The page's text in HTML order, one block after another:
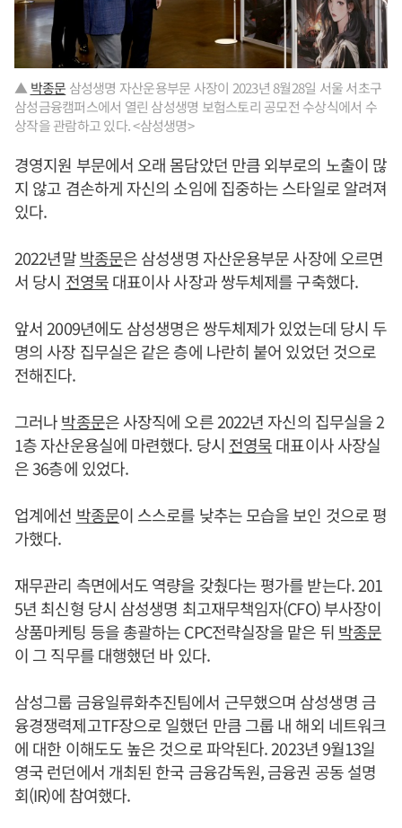
▲ 박종문 삼성생명 자산운용부문 사장이 2023년 8월28일 서울 서초구
삼성금융캠퍼스에서 열린 삼성생명 보험스토리 공모전 수상식에서 수
상작을 관람하고 있다. <삼성생명>
경영지원 부문에서 오래 몸담았던 만큼 외부로의 노출이 많
지 않고 겸손하게 자신의 소임에 집중하는 스타일로 알려져
있다.
2022년말박종문은 삼성생명 자산운용부문 사장에 오르면
서 당시 전영묵대표이사 사장과 쌍두체제를 구축했다.
앞서 2009년에도 삼성생명은 쌍두체제가 있었는데 당시 두
명의 사장 집무실은 같은 층에 나란히 붙어 있었던 것으로
전해진다.
그러나박종문은 사장직에 오른 2022년 자신의 집무실을 2
1층 자산운용실에 마련했다. 당시 전영묵대표이사 사장실
은 36층에 있었다.
업계에선 박종문이 스스로를 낮추는 모습을 보인 것으로 평
가했다.
재무관리 측면에서도 역량을 갖췄다는 평가를 받는다. 201
5년 최신형 당시 삼성생명 최고재무책임자(CFO) 부사장이
상품마케팅 등을 총괄하는 CPC전략실장을 맡은 뒤 박종문
이 그 직무를 대행했던 바 있다.
삼성그룹 금융일류화추진팀에서 근무했으며 삼성생명 금
융경쟁력제고TF장으로 일했던 만큼 그룹 내 해외 네트워크
에 대한 이해도도 높은 것으로 파악된다. 2023년 9월13일
영국 런던에서 개최된 한국 금융감독원, 금융권 공동 설명
회(IR)에 참여했다.